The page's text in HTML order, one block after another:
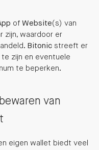
of Website(s) van
zijn, waardoor er
Bitonicstreeft er
te zijn en eventuele
te beperken.
van
eigen wallet biedt veel